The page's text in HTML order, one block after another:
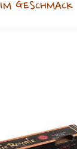
IM GESCHMACK